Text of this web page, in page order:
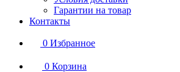
Гарантии на товар
Контакты
0 Избранное
0 Корзина